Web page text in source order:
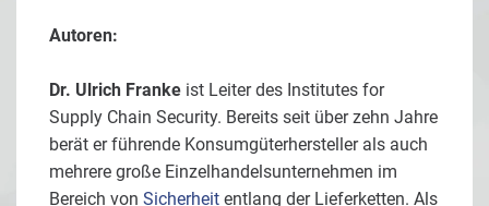
Autoren:
Dr. Ulrich Franke ist Leiter des Institutes for
Supply Chain Security. Bereits seit über zehn Jahre
berät er führende Konsumgüterhersteller als auch
mehrere große Einzelhandelsunternehmen im
Bereich von Sicherheit entlang der Lieferketten. Als